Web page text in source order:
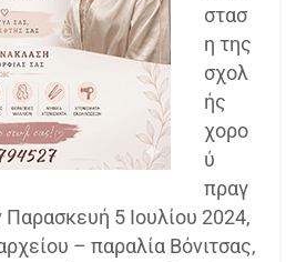
στασ
η της
σχολ
ής
χορο
ύ
πραγ
5 Ιουλίου 2024,
– παραλία Βόνιτσας,